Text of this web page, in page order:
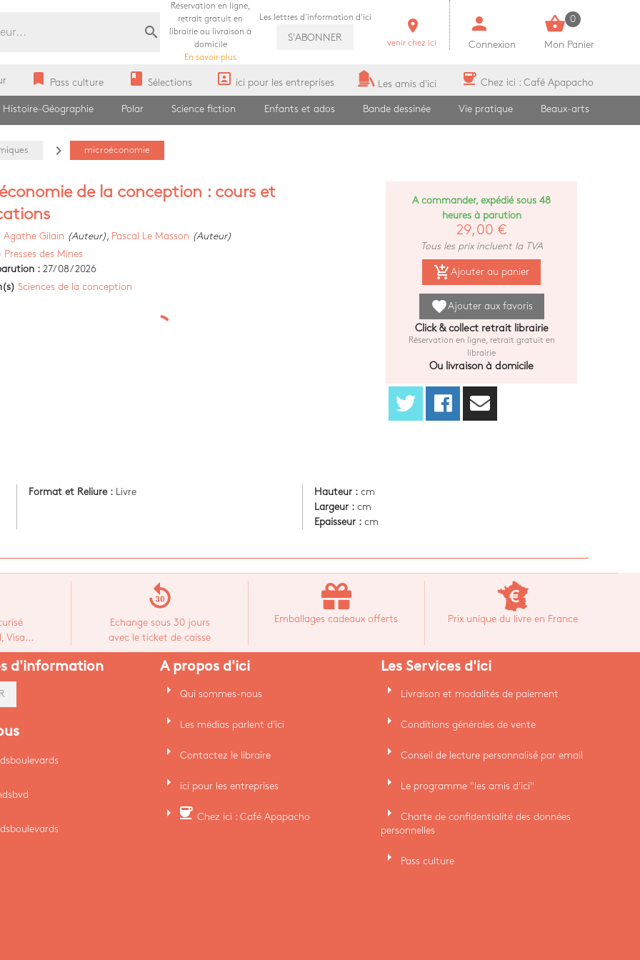
search
Réservation en ligne,
retrait gratuit en
librairie ou livraison à
domicile
En savoir plus
Les lettres d'information d'ici
S'ABONNER
room
venir chez ici
person
Connexion
shopping_basket 0
Mon Panier
bookmark Pass culture book Sélections portrait ici pour les entreprises Les amis d'ici coffee Chez ici : Café Apapacho
Histoire-Géographie Polar Science fiction Enfants et ados Bande dessinée Vie pratique Beaux-arts
navigate_next microéconomie
de la conception : cours et
Agathe Gilain (Auteur) Pascal Le Masson (Auteur)
Presses des Mines
: 27/08/2026
Sciences de la conception
A commander, expédié sous 48
heures à parution
29,00 €
Tous les prix incluent la TVA
add_shopping_cart Ajouter au panier
favoriteAjouter aux favoris
Click & collect retrait librairie
Réservation en ligne, retrait gratuit en
librairie
Ou livraison à domicile
Format et Reliure : Livre Hauteur : cm
Largeur : cm
Epaisseur : cm
Visa...
replay_30
Echange sous 30 jours
avec le ticket de caisse
Emballages cadeaux offerts Prix unique du livre en France
d'information A propos d'ici
arrow_right Qui sommes-nous
arrow_right Les médias parlent d'ici
arrow_right Contactez le libraire
arrow_right ici pour les entreprises
arrow_right coffee Chez ici : Café Apapacho
Les Services d'ici
arrow_right Livraison et modalités de paiement
arrow_right Conditions générales de vente
arrow_right Conseil de lecture personnalisé par email
arrow_right Le programme "les amis d'ici"
arrow_right
Charte de confidentialité des données
personnelles
arrow_right Pass culture